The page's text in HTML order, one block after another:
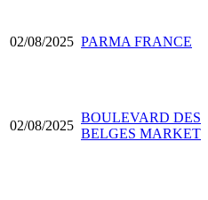
02/08/2025 PARMA FRANCE
02/08/2025
BOULEVARD DES
BELGES MARKET